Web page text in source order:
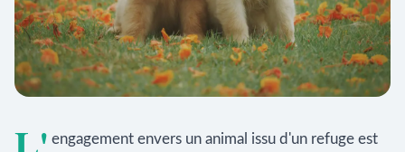
engagement envers un animal issu d'un refuge est